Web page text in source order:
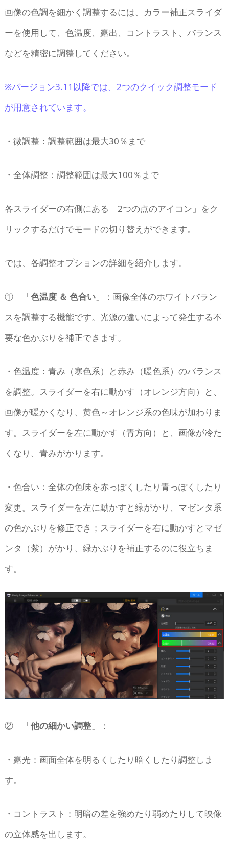
画像の色調を細かく調整するには、カラー補正スライダ
ーを使用して、色温度、露出、コントラスト、バランス
などを精密に調整してください。
※バージョン3.11以降では、2つのクイック調整モード
が用意されています。
・微調整：調整範囲は最大30％まで
・全体調整：調整範囲は最大100％まで
各スライダーの右側にある「2つの点のアイコン」をク
リックするだけでモードの切り替えができます。
では、各調整オプションの詳細を紹介します。
① 「色温度 ＆ 色合い」：画像全体のホワイトバラン
スを調整する機能です。光源の違いによって発生する不
要な色かぶりを補正できます。
・色温度：青み（寒色系）と赤み（暖色系）のバランス
を調整。スライダーを右に動かす（オレンジ方向）と、
画像が暖かくなり、黄色～オレンジ系の色味が加わりま
す。スライダーを左に動かす（青方向）と、画像が冷た
くなり、青みがかります。
・色合い：全体の色味を赤っぽくしたり青っぽくしたり
変更。スライダーを左に動かすと緑がかり、マゼンタ系
の色かぶりを修正でき；スライダーを右に動かすとマゼ
ンタ（紫）がかり、緑かぶりを補正するのに役立ちま
す。
② 「他の細かい調整」：
・露光：画面全体を明るくしたり暗くしたり調整しま
す。
・コントラスト：明暗の差を強めたり弱めたりして映像
の立体感を出します。